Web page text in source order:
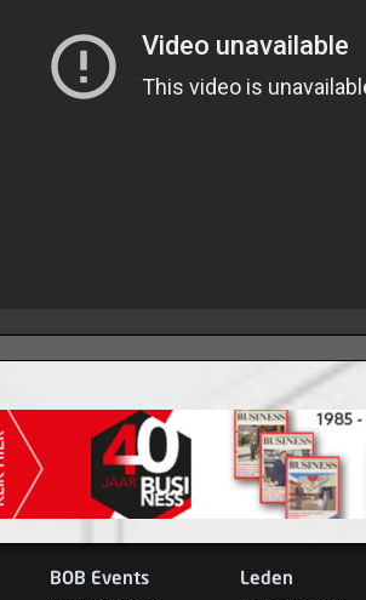
BOB Events Leden